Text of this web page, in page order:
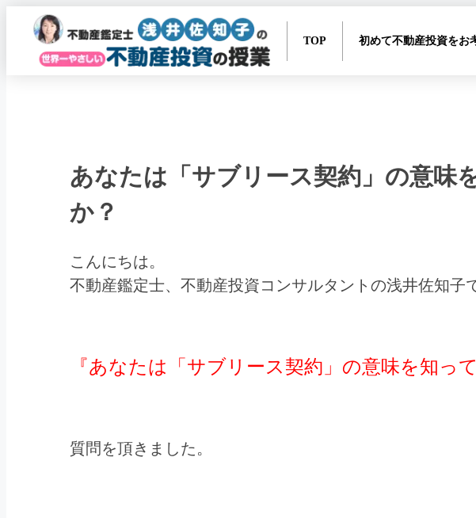
TOP 初めて不動産投資をお
あなたは「サブリース契約」の意味
か？
こんにちは。
不動産鑑定士、不動産投資コンサルタントの浅井佐知子
『あなたは「サブリース契約」の意味を知っ
質問を頂きました。